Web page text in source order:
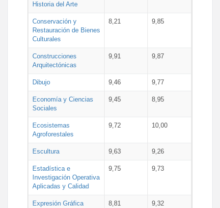
Historia del Arte
Conservación y
Restauración de Bienes
Culturales
8,21 9,85
Construcciones
Arquitectónicas
9,91 9,87
Dibujo 9,46 9,77
Economía y Ciencias
Sociales
9,45 8,95
Ecosistemas
Agroforestales
9,72 10,00
Escultura 9,63 9,26
Estadística e
Investigación Operativa
Aplicadas y Calidad
9,75 9,73
Expresión Gráfica
8,81 9,32